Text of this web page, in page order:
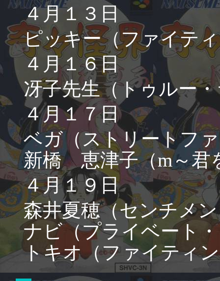
４月１３日
ピッキー（ファイテ
４月１６日
冴子先生（トゥルー
４月１７日
ベガ（ストリートフ
新橋 恵津子（m～君
４月１９日
森井夏穂（センチメ
ナビ（プライベート
トキオ（ファイティ